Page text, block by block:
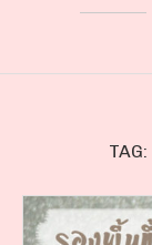
TAG: